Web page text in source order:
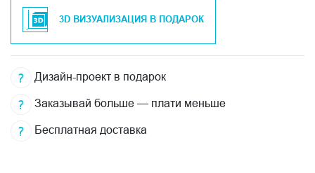
3D ВИЗУАЛИЗАЦИЯ В ПОДАРОК
Дизайн-проект в подарок
Заказывай больше — плати меньше
Бесплатная доставка